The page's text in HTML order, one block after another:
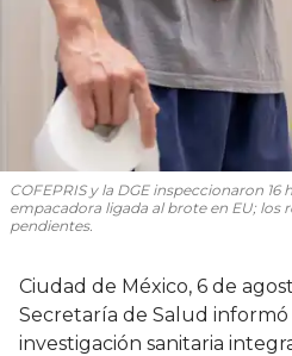
COFEPRIS y la DGE inspeccionaron
empacadora ligada al brote en EU; los
pendientes.
Ciudad de México, 6 de
Secretaría de Salud
investigación sanitaria